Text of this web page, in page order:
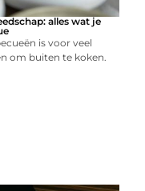
alles wat je
is voor veel
om buiten te koken.